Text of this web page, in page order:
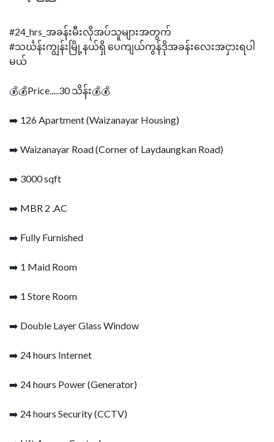
#24_hrs_အခန်းမီးလိုအပ်သူများအတွက်
#သင်္ဃန်းကျွန်းမြို့နယ်ရှိ ပေကျယ်ကွန်ဒိုအခန်းလေးအငှားရပါ
မယ်
💰💰Price.....30 သိန်း💰💰
➡️ 126 Apartment (Waizanayar Housing)
➡️ Waizanayar Road (Corner of Laydaungkan Road)
➡️ 3000 sqft
➡️ MBR 2 .AC
➡️ Fully Furnished
➡️ 1 Maid Room
➡️ 1 Store Room
➡️ Double Layer Glass Window
➡️ 24 hours Internet
➡️ 24 hours Power (Generator)
➡️ 24 hours Security (CCTV)